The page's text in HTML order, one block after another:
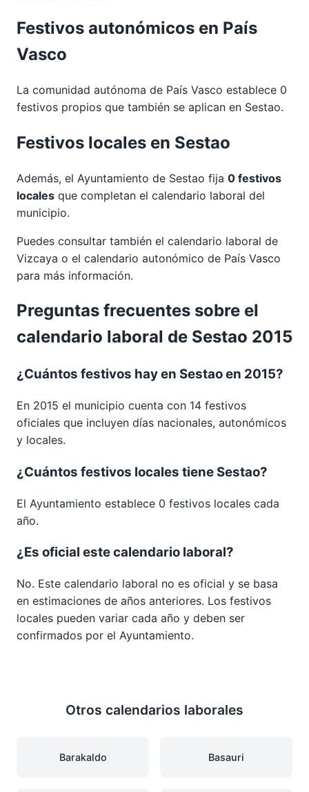
Festivos autonómicos en País
Vasco
La comunidad autónoma de País Vasco establece 0
festivos propios que también se aplican en Sestao.
Festivos locales en Sestao
Además, el Ayuntamiento de Sestao fija 0 festivos
locales que completan el calendario laboral del
municipio.
Puedes consultar también el calendario laboral de
Vizcaya o el calendario autonómico de País Vasco
para más información.
Preguntas frecuentes sobre el
calendario laboral de Sestao 2015
¿Cuántos festivos hay en Sestao en 2015?
En 2015 el municipio cuenta con 14 festivos
oficiales que incluyen días nacionales, autonómicos
y locales.
¿Cuántos festivos locales tiene Sestao?
El Ayuntamiento establece 0 festivos locales cada
año.
¿Es oficial este calendario laboral?
No. Este calendario laboral no es oficial y se basa
en estimaciones de años anteriores. Los festivos
locales pueden variar cada año y deben ser
confirmados por el Ayuntamiento.
Otros calendarios laborales
Barakaldo Basauri